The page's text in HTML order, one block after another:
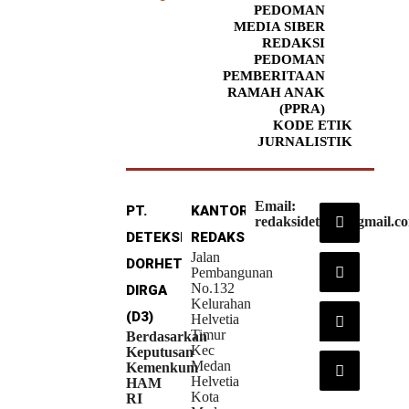
PEDOMAN
MEDIA SIBER
REDAKSI
PEDOMAN
PEMBERITAAN
RAMAH ANAK
(PPRA)
KODE ETIK
JURNALISTIK
PT.
DETEKSI
DORHETA
DIRGA
(D3)
Berdasarkan
Keputusan
Kemenkum
HAM
RI
KANTOR
REDAKSI
Jalan
Pembangunan
No.132
Kelurahan
Helvetia
Timur
Kec
Medan
Helvetia
Kota
Email: